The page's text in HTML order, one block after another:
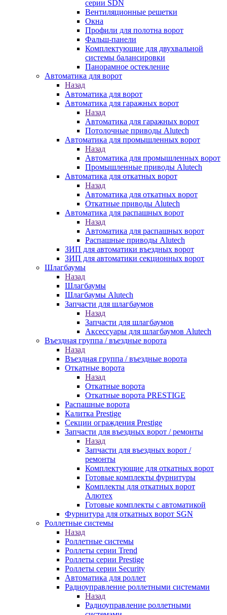
серии SDN
Вентиляционные решетки
Окна
Профили для полотна ворот
Фальш-панели
Комплектующие для двухвальной
системы балансировки
Панорамное остекление
Автоматика для ворот
Назад
Автоматика для ворот
Автоматика для гаражных ворот
Назад
Автоматика для гаражных ворот
Потолочные приводы Alutech
Автоматика для промышленных ворот
Назад
Автоматика для промышленных ворот
Промышленные приводы Alutech
Автоматика для откатных ворот
Назад
Автоматика для откатных ворот
Откатные приводы Alutech
Автоматика для распашных ворот
Назад
Автоматика для распашных ворот
Распашные приводы Alutech
ЗИП для автоматики въездных ворот
ЗИП для автоматики секционных ворот
Шлагбаумы
Назад
Шлагбаумы
Шлагбаумы Alutech
Запчасти для шлагбаумов
Назад
Запчасти для шлагбаумов
Аксессуары для шлагбаумов Alutech
Въездная группа / въездные ворота
Назад
Въездная группа / въездные ворота
Откатные ворота
Назад
Откатные ворота
Откатные ворота PRESTIGE
Распашные ворота
Калитка Prestige
Секции ограждения Prestige
Запчасти для въездных ворот / ремонты
Назад
Запчасти для въездных ворот /
ремонты
Комплектующие для откатных ворот
Готовые комплекты фурнитуры
Комплекты для откатных ворот
Алютех
Готовые комплекты с автоматикой
Фурнитура для откатных ворот SGN
Роллетные системы
Назад
Роллетные системы
Роллеты серии Trend
Роллеты серии Prestige
Роллеты серии Security
Автоматика для роллет
Радиоуправление роллетными системами
Назад
Радиоуправление роллетными